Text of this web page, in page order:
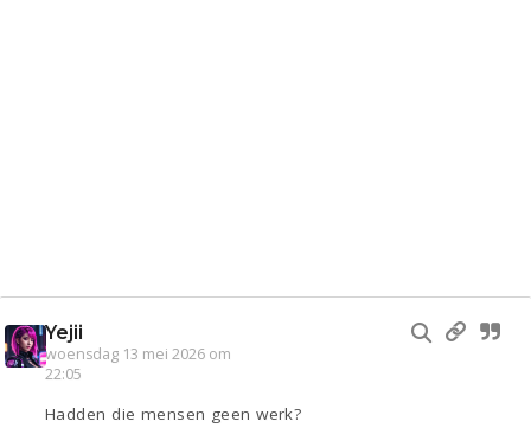
Yejii
woensdag 13 mei 2026 om
22:05
Hadden die mensen geen werk?